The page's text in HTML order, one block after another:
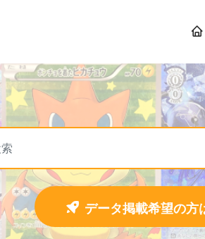
データ掲載希望の方